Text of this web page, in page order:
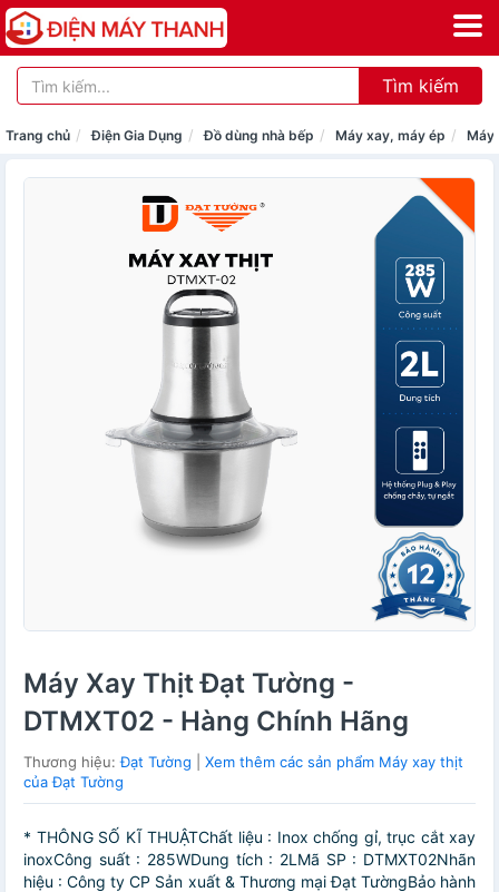
Tìm kiếm
Trang chủ Điện Gia Dụng Đồ dùng nhà bếp Máy xay, máy ép Máy
Máy Xay Thịt Đạt Tường -
DTMXT02 - Hàng Chính Hãng
Thương hiệu:Đạt Tường
Xem thêm các sản phẩm Máy xay thịt
của Đạt Tường
* THÔNG SỐ KĨ THUẬTChất liệu : Inox chống gỉ, trục cắt xay
inoxCông suất : 285WDung tích : 2LMã SP : DTMXT02Nhãn
hiệu : Công ty CP Sản xuất & Thương mại Đạt TườngBảo hành